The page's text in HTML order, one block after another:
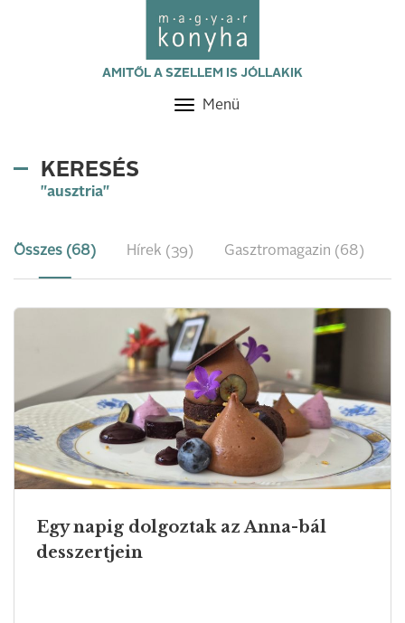
AMITŐL A SZELLEM IS JÓLLAKIK
Toggle
Menü
KERESÉS
"ausztria"
Összes (68) Hírek (39) Gasztromagazin (68)
Egy napig dolgoztak az Anna-bál
desszertjein